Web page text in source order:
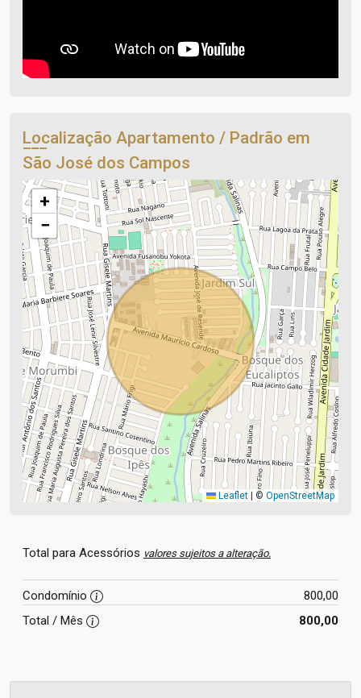
Localização Apartamento / Padrão em
São José dos Campos
+
−
Leaflet © OpenStreetMap
Total para Acessórios valores sujeitos a alteração.
Condomínio
800,00
Total / Mês
800,00